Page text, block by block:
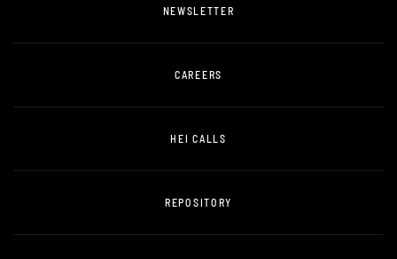
NEWSLETTER
CAREERS
HEI CALLS
REPOSITORY